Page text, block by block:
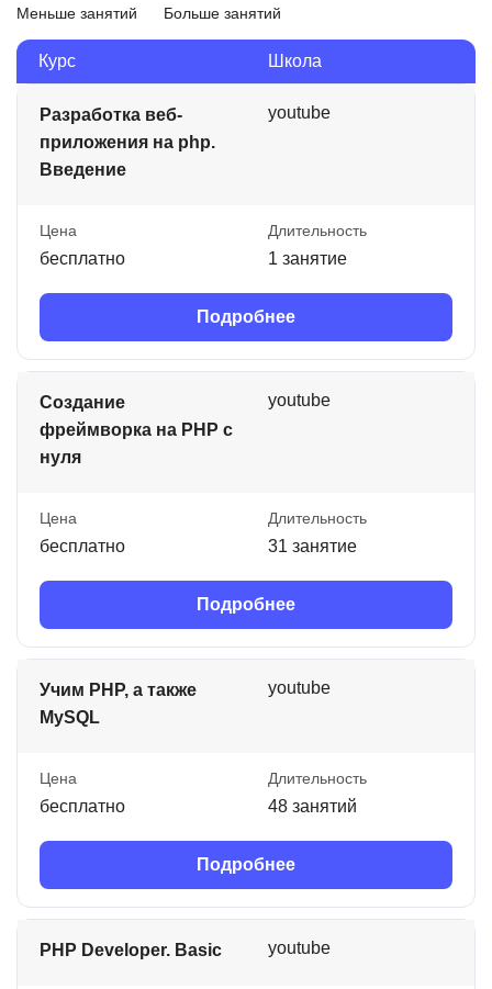
Меньше занятий Больше занятий
Курс Школа
Разработка веб-
приложения на php.
Введение
youtube
Цена
бесплатно
Длительность
1 занятие
Подробнее
Создание
фреймворка на PHP с
нуля
youtube
Цена
бесплатно
Длительность
31 занятие
Подробнее
Учим PHP, а также
MySQL
youtube
Цена
бесплатно
Длительность
48 занятий
Подробнее
PHP Developer. Basic youtube